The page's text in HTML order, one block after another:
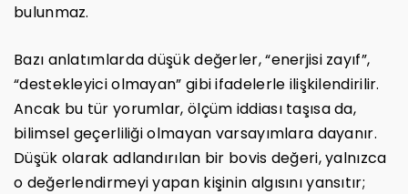
bulunmaz.
Bazı anlatımlarda düşük değerler, “enerjisi zayıf”,
“destekleyici olmayan” gibi ifadelerle ilişkilendirilir.
Ancak bu tür yorumlar, ölçüm iddiası taşısa da,
bilimsel geçerliliği olmayan varsayımlara dayanır.
Düşük olarak adlandırılan bir bovis değeri, yalnızca
o değerlendirmeyi yapan kişinin algısını yansıtır;